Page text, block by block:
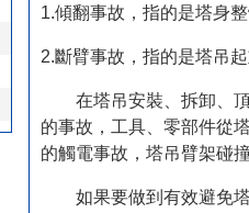
1.傾翻事故，指的是塔身
2.斷臂事故，指的是塔吊
在塔吊安裝、拆卸、頂
的事故，工具、零部件從
的觸電事故，塔吊臂架碰
如果要做到有效避免塔